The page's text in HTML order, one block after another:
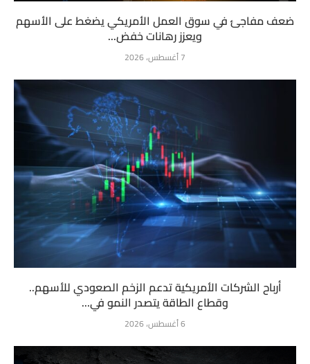
ضعف مفاجئ في سوق العمل الأمريكي يضغط على الأسهم
ويعزز رهانات خفض...
7 أغسطس، 2026
أرباح الشركات الأمريكية تدعم الزخم الصعودي للأسهم..
وقطاع الطاقة يتصدر النمو في...
6 أغسطس، 2026